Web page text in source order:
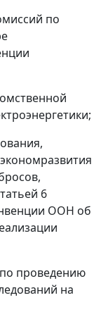
по
6
ООН об
проведению
на